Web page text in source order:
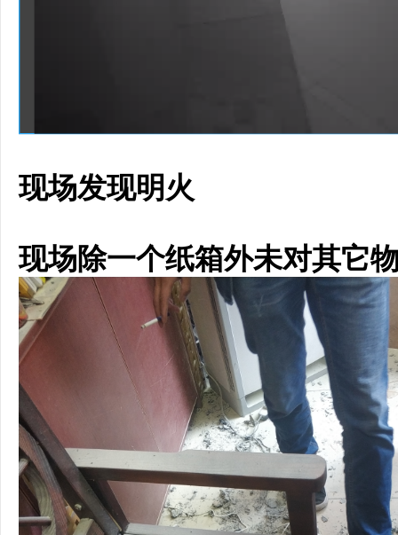
现场发现明火
现场除一个纸箱外未对其它